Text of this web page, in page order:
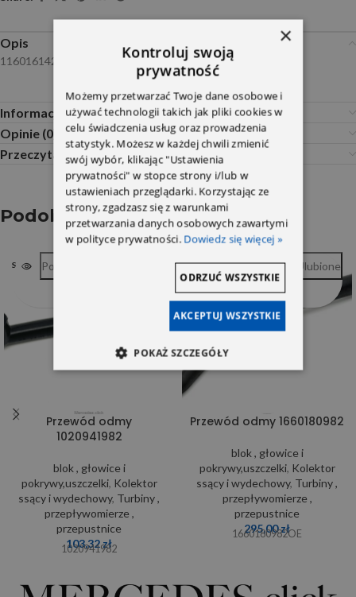
Opis
1160161421 Elring
Informacje dodatkowe
Opinie (0)
Przeczytaj Przed Zakupem
Podobne produkty
SOLD OUT
Przewód odmy
1020941982
blok , głowice i
pokrywy,uszczelki, Kolektor
ssący i wydechowy, Turbiny ,
przepływomierze ,
przepustnice
103,32zł
1020941982
Porównywarka SOLD OUT
Przewód odmy 1660180982
blok , głowice i
pokrywy,uszczelki, Kolektor
ssący i wydechowy, Turbiny ,
przepływomierze ,
przepustnice
295,00zł
1660180982OE
Porównywarka Ulubione
×
Kontroluj swoją
prywatność
Możemy przetwarzać Twoje dane osobowe i
używać technologii takich jak pliki cookies w
celu świadczenia usług oraz prowadzenia
statystyk. Możesz w każdej chwili zmienić
swój wybór, klikając "Ustawienia
prywatności" w stopce strony i/lub w
ustawieniach przeglądarki. Korzystając ze
strony, zgadzasz się z warunkami
przetwarzania danych osobowych zawartymi
w polityce prywatności. Dowiedz się więcej »
AKCEPTUJ WSZYSTKIE
ODRZUĆ WSZYSTKIE
POKAŻ SZCZEGÓŁY